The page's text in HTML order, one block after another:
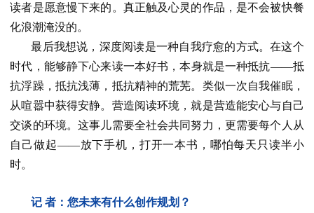
读者是愿意慢下来的。真正触及心灵的作品，是不会被快餐
化浪潮淹没的。
最后我想说，深度阅读是一种自我疗愈的方式。在这个
时代，能够静下心来读一本好书，本身就是一种抵抗——抵
抗浮躁，抵抗浅薄，抵抗精神的荒芜。类似一次自我催眠，
从喧嚣中获得安静。营造阅读环境，就是营造能安心与自己
交谈的环境。这事儿需要全社会共同努力，更需要每个人从
自己做起——放下手机，打开一本书，哪怕每天只读半小
时。
记 者：您未来有什么创作规划？